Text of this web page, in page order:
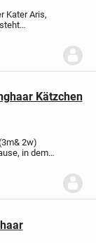
Kater Aris,
bei ihm
Zimmer.
Kätzchen
2w)
in dem
Sie
oder